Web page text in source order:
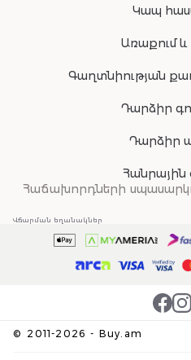
Կապ
Առաքում և
Գաղտնիության
Դարձիր
Դարձիր
Հաճախորդների
© 2011-2026 - Buy.am
Վճարման եղանակներ